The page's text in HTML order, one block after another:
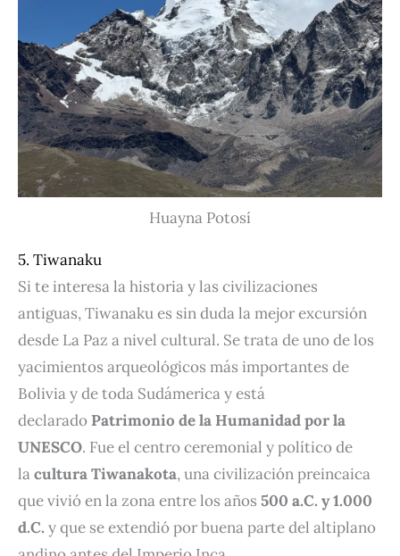
Huayna Potosí
5. Tiwanaku
Si te interesa la historia y las civilizaciones
antiguas, Tiwanaku es sin duda la mejor excursión
desde La Paz a nivel cultural. Se trata de uno de los
yacimientos arqueológicos más importantes de
Bolivia y de toda Sudámerica y está
declarado Patrimonio de la Humanidad por la
UNESCO. Fue el centro ceremonial y político de
lacultura Tiwanakota, una civilización preincaica
que vivió en la zona entre los años 500 a.C. y 1.000
d.C. y que se extendió por buena parte del altiplano